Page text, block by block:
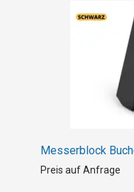
Messerblock
Preis auf Anfrage